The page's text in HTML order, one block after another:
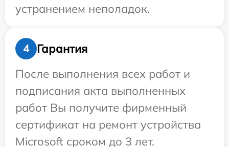
устранением неполадок.
4
Гарантия
После выполнения всех работ и
подписания акта выполненных
работ Вы получите фирменный
сертификат на ремонт устройства
Microsoft сроком до 3 лет.